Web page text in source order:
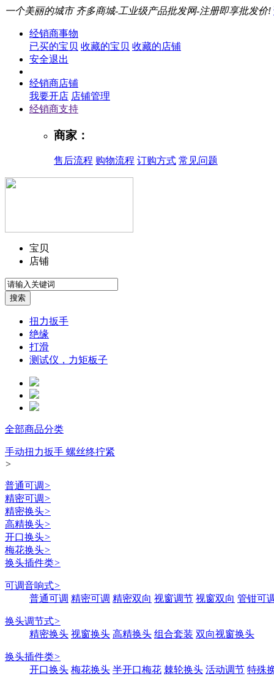
一个美丽的城市 齐多商城-工业级产品批发网-注册即享批发价!
经销商事物
已买的宝贝 收藏的宝贝 收藏的店铺
安全退出
经销商店铺
我要开店 店铺管理
经销商支持
商家：
售后流程 购物流程 订购方式 常见问题
宝贝
店铺
扭力扳手
绝缘
打滑
测试仪，力矩板子
全部商品分类
手动扭力扳手 螺丝终拧紧
>
普通可调>
精密可调>
精密换头>
高精换头>
开口换头>
梅花换头>
换头插件类>
可调音响式>
普通可调 精密可调 精密双向 视窗调节 视窗双向 管钳可
换头调节式>
精密换头 视窗换头 高精换头 组合套装 双向视窗换头
换头插件类>
开口换头 梅花换头 半开口梅花 棘轮换头 活动调节 特殊